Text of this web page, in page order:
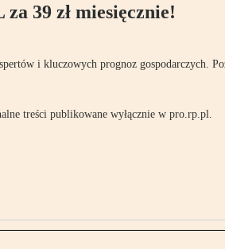
39 zł miesięcznie!
i kluczowych prognoz gospodarczych.
treści publikowane wyłącznie w pro.rp.pl.